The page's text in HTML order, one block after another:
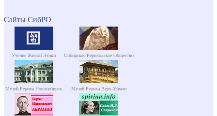
Сайты СибРО
Учение Живой Этики Сибирское Рериховское Общество
Музей Рериха Новосибирск Музей Рериха Верх-Уймон